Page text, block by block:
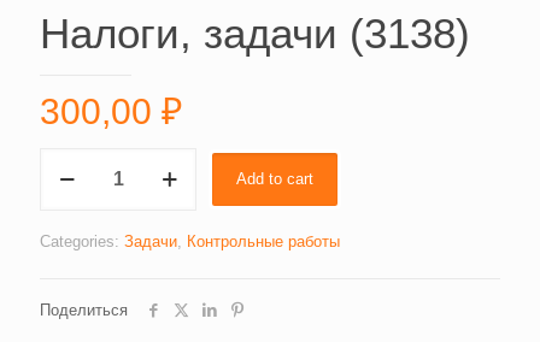
Налоги, задачи (3138)
300,00 ₽
задачи
quantity
Add to cart
Categories: Задачи, Контрольные работы
Поделиться